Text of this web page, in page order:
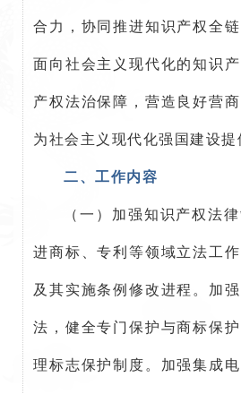
合力，协同推进知识产权全
面向社会主义现代化的知识
产权法治保障，营造良好营
为社会主义现代化强国建设提
二、工作内容
（一）加强知识产权法
进商标、专利等领域立法工
及其实施条例修改进程。加
法，健全专门保护与商标保
理标志保护制度。加强集成